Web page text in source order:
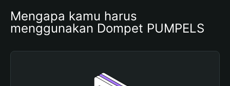
Mengapa kamu harus
menggunakan Dompet PUMPELS